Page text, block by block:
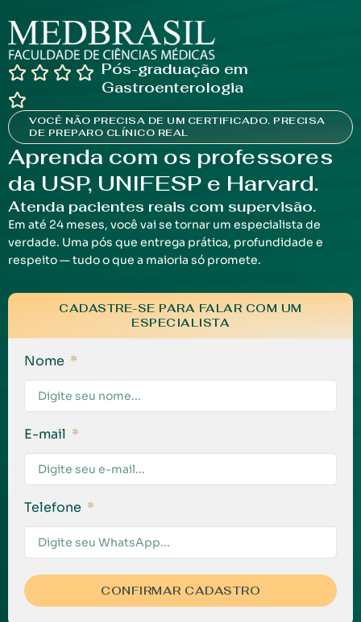
Pós-graduação em
Gastroenterologia
VOCÊ NÃO PRECISA DE UM CERTIFICADO. PRECISA
DE PREPARO CLÍNICO REAL
Aprenda com os professores
da USP, UNIFESP e Harvard.
Atenda pacientes reais com supervisão.
Em até 24 meses, você vai se tornar um especialista de
verdade. Uma pós que entrega prática, profundidade e
respeito — tudo o que a maioria só promete.
CADASTRE-SE PARA FALAR COM UM
ESPECIALISTA
Nome
E-mail
Telefone
CONFIRMAR CADASTRO